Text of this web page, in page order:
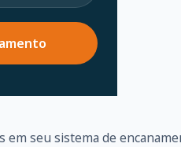
em seu sistema de